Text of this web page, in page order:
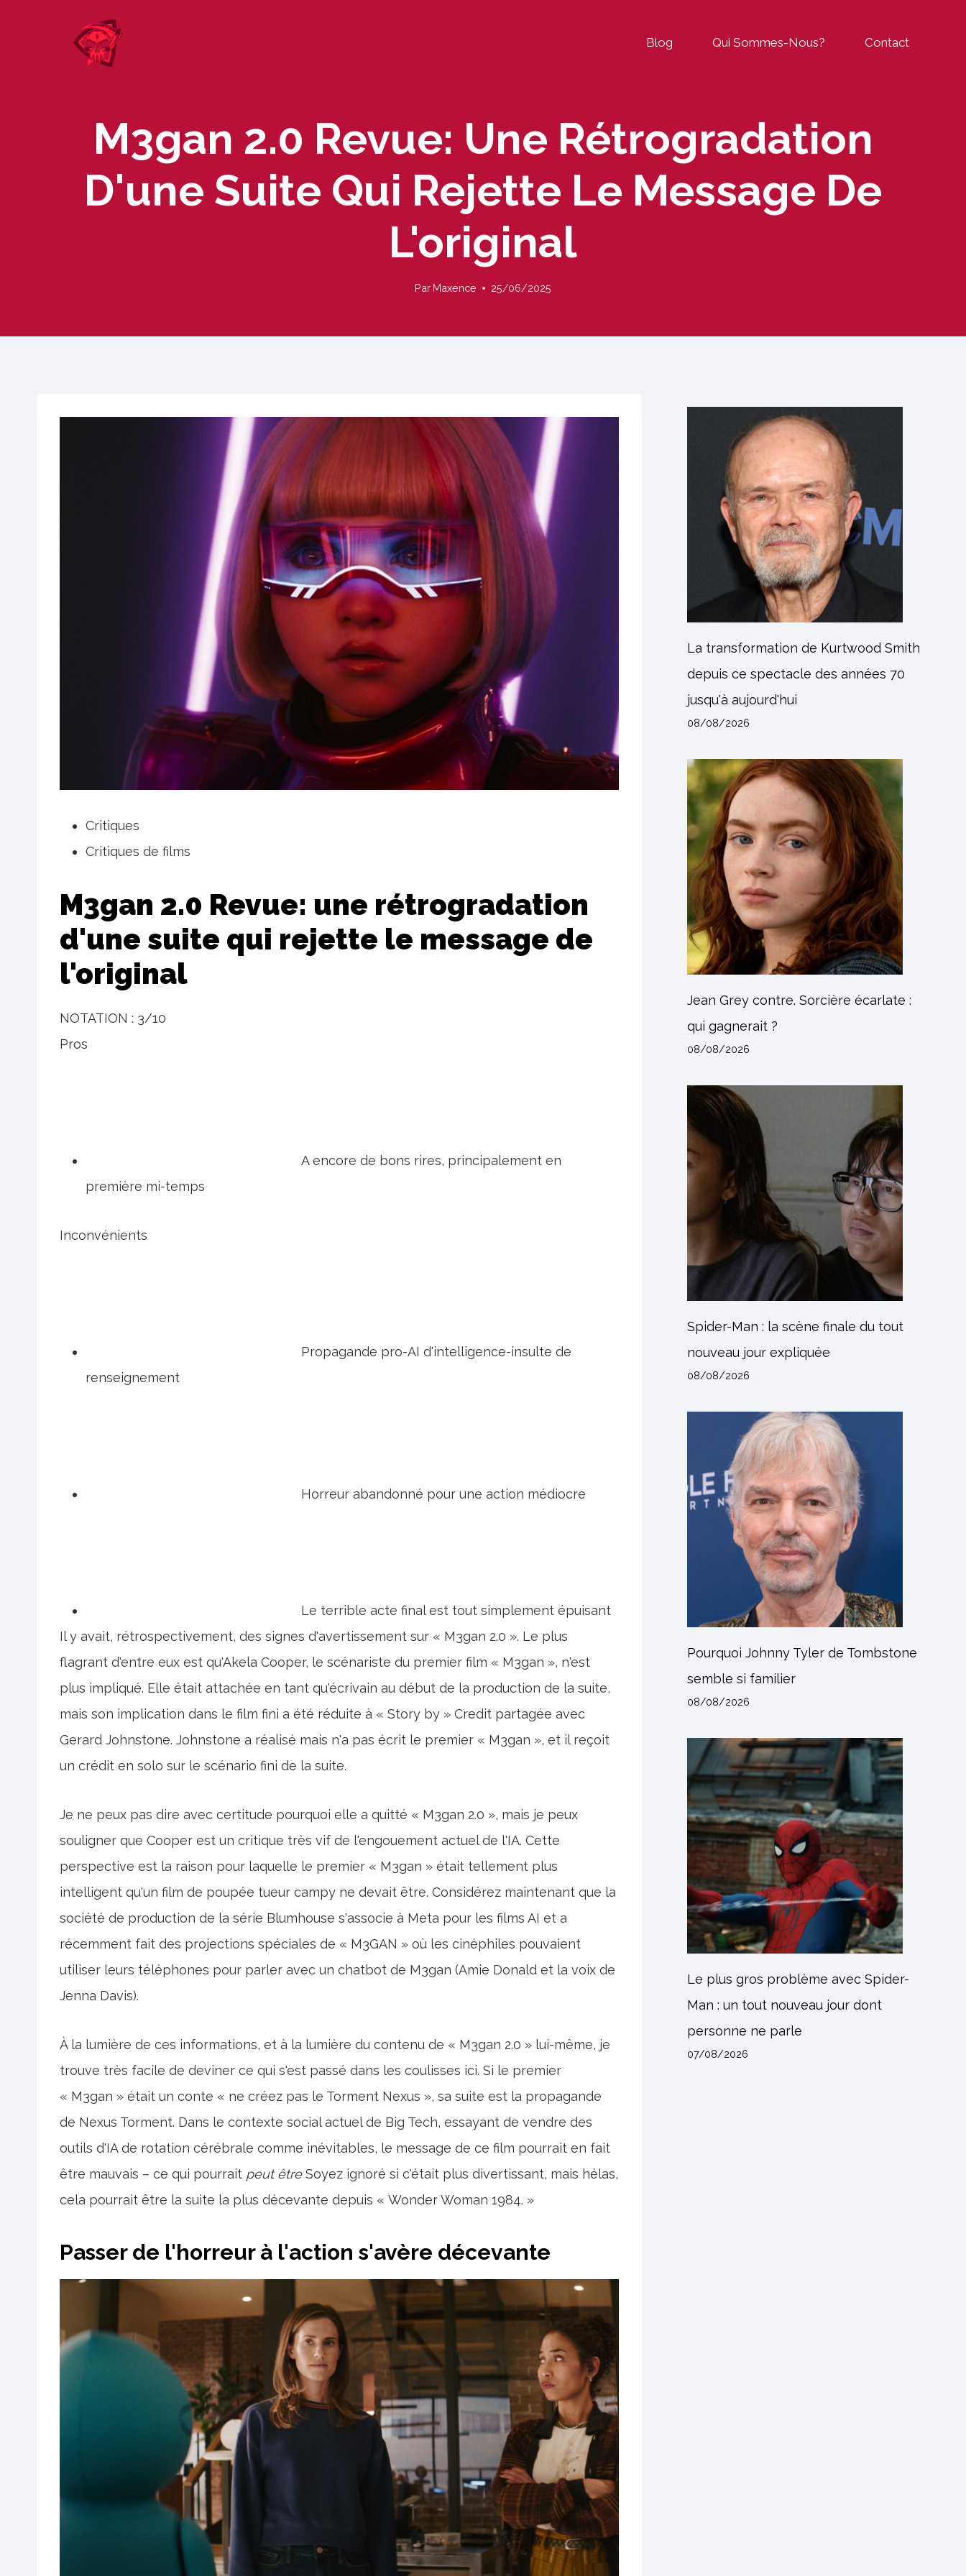
Blog Qui Sommes-Nous? Contact
M3gan 2.0 Revue: Une Rétrogradation
D'une Suite Qui Rejette Le Message De
L'original
Par Maxence 25/06/2025
Critiques
Critiques de films
M3gan 2.0 Revue: une rétrogradation
d'une suite qui rejette le message de
l'original
NOTATION : 3/10
Pros
A encore de bons rires, principalement en
première mi-temps
Inconvénients
Propagande pro-AI d'intelligence-insulte de
renseignement
Horreur abandonné pour une action médiocre
Le terrible acte final est tout simplement épuisant
Il y avait, rétrospectivement, des signes d'avertissement sur « M3gan 2.0 ». Le plus
flagrant d'entre eux est qu'Akela Cooper, le scénariste du premier film « M3gan », n'est
plus impliqué. Elle était attachée en tant qu'écrivain au début de la production de la suite,
mais son implication dans le film fini a été réduite à « Story by » Credit partagée avec
Gerard Johnstone. Johnstone a réalisé mais n'a pas écrit le premier « M3gan », et il reçoit
un crédit en solo sur le scénario fini de la suite.
Je ne peux pas dire avec certitude pourquoi elle a quitté « M3gan 2.0 », mais je peux
souligner que Cooper est un critique très vif de l'engouement actuel de l'IA. Cette
perspective est la raison pour laquelle le premier « M3gan » était tellement plus
intelligent qu'un film de poupée tueur campy ne devait être. Considérez maintenant que la
société de production de la série Blumhouse s'associe à Meta pour les films AI et a
récemment fait des projections spéciales de « M3GAN » où les cinéphiles pouvaient
utiliser leurs téléphones pour parler avec un chatbot de M3gan (Amie Donald et la voix de
Jenna Davis).
À la lumière de ces informations, et à la lumière du contenu de « M3gan 2.0 » lui-même, je
trouve très facile de deviner ce qui s'est passé dans les coulisses ici. Si le premier
« M3gan » était un conte « ne créez pas le Torment Nexus », sa suite est la propagande
de Nexus Torment. Dans le contexte social actuel de Big Tech, essayant de vendre des
outils d'IA de rotation cérébrale comme inévitables, le message de ce film pourrait en fait
être mauvais – ce qui pourrait peut êtreSoyez ignoré si c'était plus divertissant, mais hélas,
cela pourrait être la suite la plus décevante depuis « Wonder Woman 1984. »
Passer de l'horreur à l'action s'avère décevante
La transformation de Kurtwood Smith
depuis ce spectacle des années 70
jusqu'à aujourd'hui
08/08/2026
Jean Grey contre. Sorcière écarlate :
qui gagnerait ?
08/08/2026
Spider-Man : la scène finale du tout
nouveau jour expliquée
08/08/2026
Pourquoi Johnny Tyler de Tombstone
semble si familier
08/08/2026
Le plus gros problème avec Spider-
Man : un tout nouveau jour dont
personne ne parle
07/08/2026